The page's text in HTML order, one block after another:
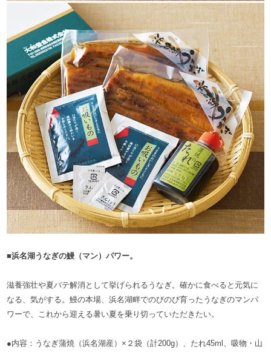
■浜名湖うなぎの鰻（マン）パワー。
滋養強壮や夏バテ解消として挙げられるうなぎ。確かに食べると元気に
なる、気がする。鰻の本場、浜名湖畔でのびのび育ったうなぎのマンパ
ワーで、これから迎える暑い夏を乗り切っていただきたい。
●内容：うなぎ蒲焼（浜名湖産）×２袋（計200g）、たれ45ml、吸物・山